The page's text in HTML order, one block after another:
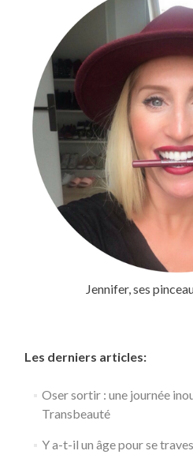
Jennifer, ses
Les derniers articles:
Oser sortir : une journée
Transbeauté
Y a-t-il un âge pour se